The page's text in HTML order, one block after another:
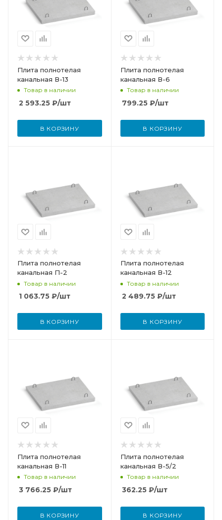
Плита полнотелая
канальная В-13
Товар в наличии
2 593.25 ₽/шт
В КОРЗИНУ
Плита полнотелая
канальная В-6
Товар в наличии
799.25₽/шт
В КОРЗИНУ
Плита полнотелая
канальная П-2
Товар в наличии
1 063.75 ₽/шт
В КОРЗИНУ
Плита полнотелая
канальная В-12
Товар в наличии
2 489.75₽/шт
В КОРЗИНУ
Плита полнотелая
канальная В-11
Товар в наличии
3 766.25 ₽/шт
В КОРЗИНУ
Плита полнотелая
канальная В-5/2
Товар в наличии
362.25₽/шт
В КОРЗИНУ